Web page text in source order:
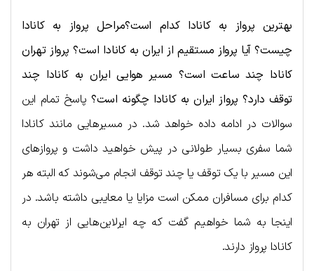
بهترین پرواز به کانادا کدام است؟مراحل پرواز به کانادا
چیست؟ آیا پرواز مستقیم از ایران به کانادا است؟ پرواز تهران
کانادا چند ساعت است؟ مسیر هوایی ایران به کانادا چند
توقف دارد؟ پرواز ایران به کانادا چگونه است؟ پاسخ تمام این
سوالات در ادامه داده خواهد شد. در مسیرهایی مانند کانادا
شما سفری بسیار طولانی در پیش خواهید داشت و پروازهای
این مسیر با یک توقف یا چند توقف انجام می‌شوند که البته هر
کدام برای مسافران ممکن است مزایا یا معایبی داشته باشد. در
اینجا به شما خواهیم گفت که چه ایرلاین‌هایی از تهران به
کانادا پرواز دارند.